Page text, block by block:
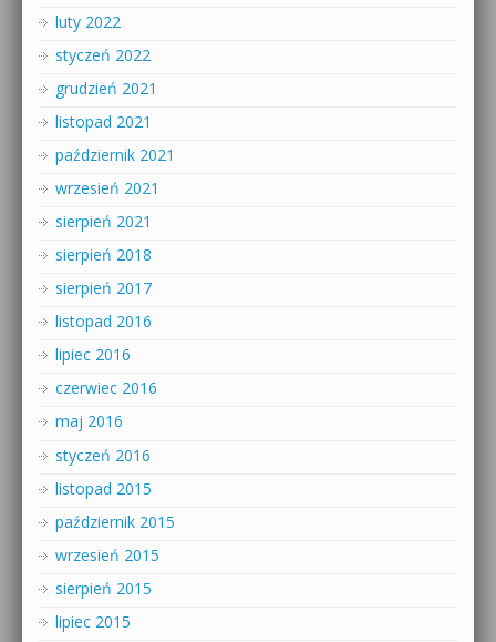
luty 2022
styczeń 2022
grudzień 2021
listopad 2021
październik 2021
wrzesień 2021
sierpień 2021
sierpień 2018
sierpień 2017
listopad 2016
lipiec 2016
czerwiec 2016
maj 2016
styczeń 2016
listopad 2015
październik 2015
wrzesień 2015
sierpień 2015
lipiec 2015